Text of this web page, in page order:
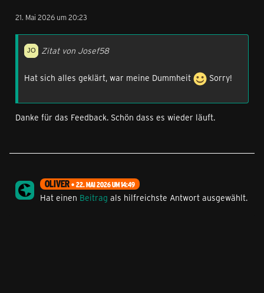
21. Mai 2026 um 20:23
Zitat von Josef58
Hat sich alles geklärt, war meine Dummheit Sorry!
Danke für das Feedback. Schön dass es wieder läuft.
OLIVER 22. MAI 2026 UM 14:49
Hat einen Beitrag als hilfreichste Antwort ausgewählt.